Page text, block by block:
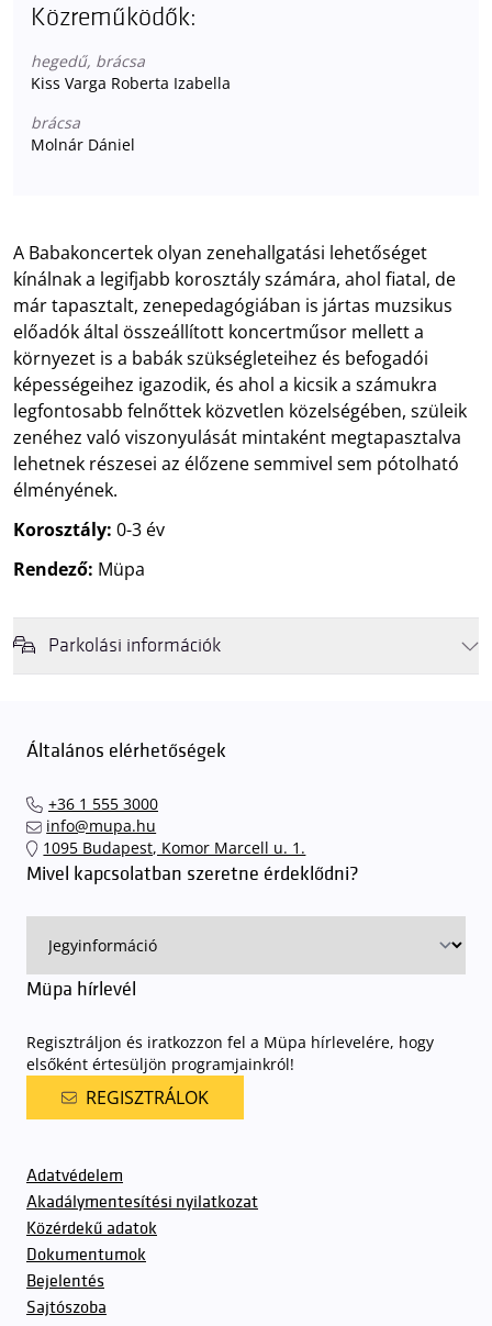
Közreműködők:
hegedű, brácsa
Kiss Varga Roberta Izabella
brácsa
Molnár Dániel
A Babakoncertek olyan zenehallgatási lehetőséget
kínálnak a legifjabb korosztály számára, ahol fiatal, de
már tapasztalt, zenepedagógiában is jártas muzsikus
előadók által összeállított koncertműsor mellett a
környezet is a babák szükségleteihez és befogadói
képességeihez igazodik, és ahol a kicsik a számukra
legfontosabb felnőttek közvetlen közelségében, szüleik
zenéhez való viszonyulását mintaként megtapasztalva
lehetnek részesei az élőzene semmivel sem pótolható
élményének.
Korosztály: 0-3 év
Rendező: Müpa
Parkolási információk
érkezéskor megnövekedett várakozási idővel érdemes kalkulálni. Ezt
azt javasoljuk kedves közönségünknek, induljanak
találhassák meg a legideálisabb parkolóhelyet és
érkezhessenek meg előadásainkra
sorompókat rendszámfelismerő automatika nyitja.
ingyenes azon vendégeink számára, akik egy aznapi fizetős
rendjének részletes leírásaelérhető itt.
Általános elérhetőségek
+36 1 555 3000
info@mupa.hu
1095 Budapest, Komor Marcell u. 1.
Mivel kapcsolatban szeretne érdeklődni?
Müpa hírlevél
Regisztráljon és iratkozzon fel a Müpa hírlevelére, hogy
elsőként értesüljön programjainkról!
REGISZTRÁLOK
Adatvédelem
Akadálymentesítési nyilatkozat
Közérdekű adatok
Dokumentumok
Bejelentés
Sajtószoba